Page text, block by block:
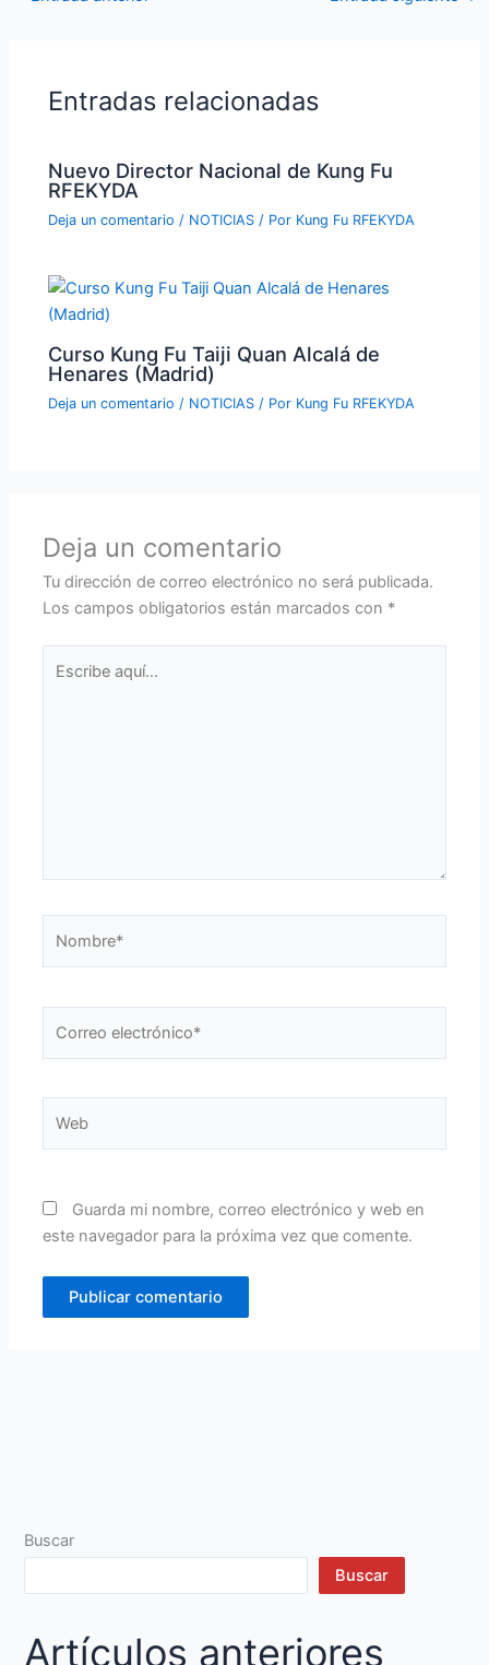
Entradas relacionadas
Nuevo Director Nacional de Kung Fu
RFEKYDA
Deja un comentario / NOTICIAS / Por Kung Fu RFEKYDA
Curso Kung Fu Taiji Quan Alcalá de
Henares (Madrid)
Deja un comentario / NOTICIAS / Por Kung Fu RFEKYDA
Deja un comentario
Tu dirección de correo electrónico no será publicada.
Los campos obligatorios están marcados con *
aquí...
electrónico*
Guarda mi nombre, correo electrónico y web en
este navegador para la próxima vez que comente.
Buscar
Buscar
Artículos anteriores